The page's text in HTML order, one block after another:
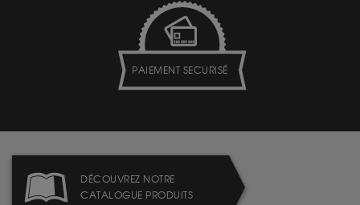
PAIEMENT SECURISÉ
DÉCOUVREZ NOTRE
CATALOGUE PRODUITS